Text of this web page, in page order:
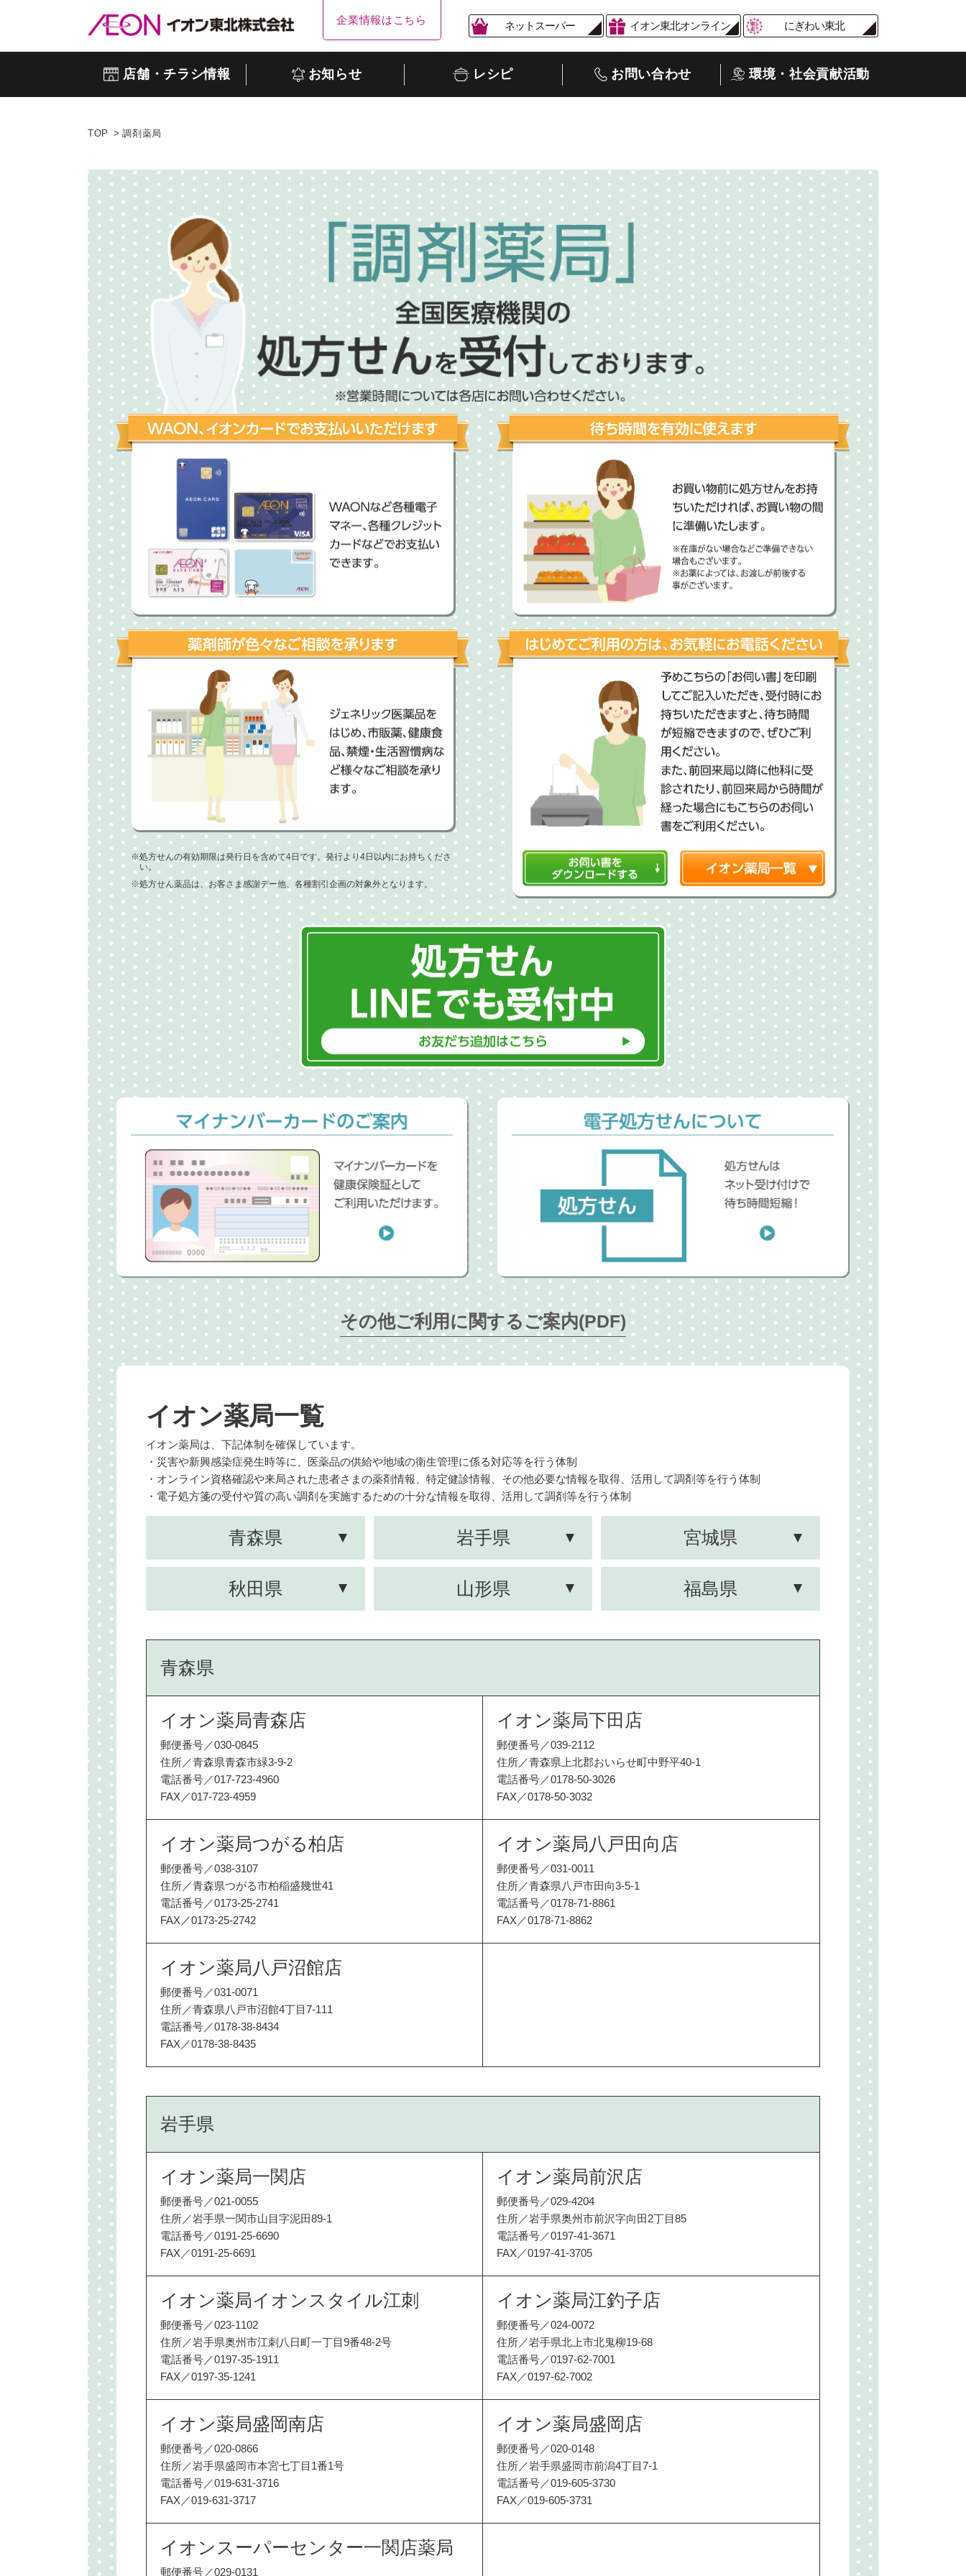
企業情報はこちら ネットスーパー イオン東北オンライン にぎわい東北
店舗・チラシ情報 お知らせ レシピ お問い合わせ 環境・社会貢献活動
TOP 調剤薬局
※処方せんの有効期限は発行日を含めて4日です。発行より4日以内にお持ちくださ
い。
※処方せん薬品は、お客さま感謝デー他、各種割引企画の対象外となります。
その他ご利用に関するご案内(PDF)
イオン薬局一覧
イオン薬局は、下記体制を確保しています。
・災害や新興感染症発生時等に、医薬品の供給や地域の衛生管理に係る対応等を行う体制
・オンライン資格確認や来局された患者さまの薬剤情報、特定健診情報、その他必要な情報を取得、活用して調剤等を行う体制
・電子処方箋の受付や質の高い調剤を実施するための十分な情報を取得、活用して調剤等を行う体制
青森県 岩手県 宮城県
秋田県 山形県 福島県
青森県
イオン薬局青森店
郵便番号／030-0845
住所／青森県青森市緑3-9-2
電話番号／017-723-4960
FAX／017-723-4959
イオン薬局下田店
郵便番号／039-2112
住所／青森県上北郡おいらせ町中野平40-1
電話番号／0178-50-3026
FAX／0178-50-3032
イオン薬局つがる柏店
郵便番号／038-3107
住所／青森県つがる市柏稲盛幾世41
電話番号／0173-25-2741
FAX／0173-25-2742
イオン薬局八戸田向店
郵便番号／031-0011
住所／青森県八戸市田向3-5-1
電話番号／0178-71-8861
FAX／0178-71-8862
イオン薬局八戸沼館店
郵便番号／031-0071
住所／青森県八戸市沼館4丁目7-111
電話番号／0178‐38‐8434
FAX／0178‐38‐8435
岩手県
イオン薬局一関店
郵便番号／021-0055
住所／岩手県一関市山目字泥田89-1
電話番号／0191-25-6690
FAX／0191-25-6691
イオン薬局前沢店
郵便番号／029-4204
住所／岩手県奥州市前沢字向田2丁目85
電話番号／0197-41-3671
FAX／0197-41-3705
イオン薬局イオンスタイル江刺
郵便番号／023-1102
住所／岩手県奥州市江刺八日町一丁目9番48-2号
電話番号／0197-35-1911
FAX／0197-35-1241
イオン薬局江釣子店
郵便番号／024-0072
住所／岩手県北上市北鬼柳19-68
電話番号／0197-62-7001
FAX／0197-62-7002
イオン薬局盛岡南店
郵便番号／020-0866
住所／岩手県盛岡市本宮七丁目1番1号
電話番号／019-631-3716
FAX／019-631-3717
イオン薬局盛岡店
郵便番号／020-0148
住所／岩手県盛岡市前潟4丁目7-1
電話番号／019-605-3730
FAX／019-605-3731
イオンスーパーセンター一関店薬局
郵便番号／029-0131